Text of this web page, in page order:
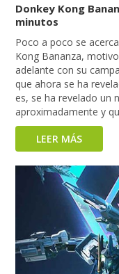
Donkey Kong
minutos
Poco a poco se
Kong Bananza,
adelante con su
que ahora se ha
es, se ha revelado un
aproximadamente y
LEER MÁS